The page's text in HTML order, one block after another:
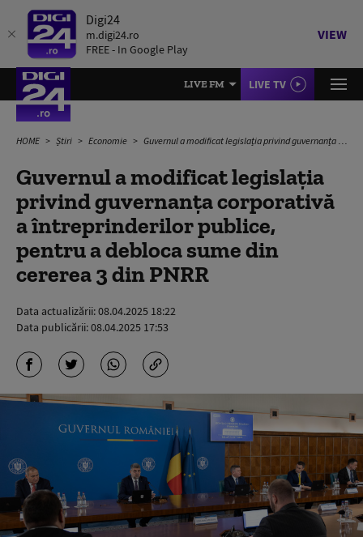
Digi24
m.digi24.ro
FREE - In Google Play
VIEW
LIVE FM LIVE TV
HOME Știri Economie Guvernul a modificat legislația privind guvernanța corporativă a întreprinderilor publice, pentru a debloca sume din cererea 3 din PNRR
Guvernul a modificat legislația
privind guvernanța corporativă
a întreprinderilor publice,
pentru a debloca sume din
cererea 3 din PNRR
Data actualizării:08.04.2025 18:22
Data publicării:08.04.2025 17:53